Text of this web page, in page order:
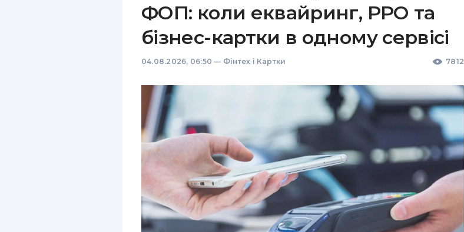
ФОП: коли еквайринг, РРО та
бізнес-картки в одному сервісі
04.08.2026, 06:50 — Фінтех і Картки 7812